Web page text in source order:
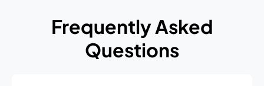
Frequently Asked
Questions